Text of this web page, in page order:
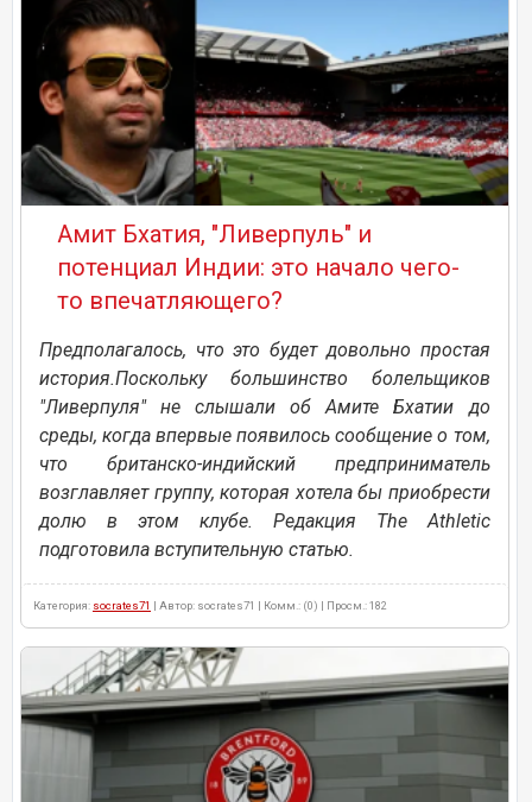
Амит Бхатия, "Ливерпуль" и
потенциал Индии: это начало чего-
то впечатляющего?
Предполагалось, что это будет довольно простая
история.Поскольку большинство болельщиков
"Ливерпуля" не слышали об Амите Бхатии до
среды, когда впервые появилось сообщение о том,
что британско-индийский предприниматель
возглавляет группу, которая хотела бы приобрести
долю в этом клубе. Редакция The Athletic
подготовила вступительную статью.
Категория: socrates71 | Автор: socrates71 | Комм.: (0) | Просм.: 182